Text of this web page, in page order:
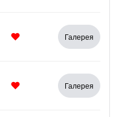
Галерея
Галерея